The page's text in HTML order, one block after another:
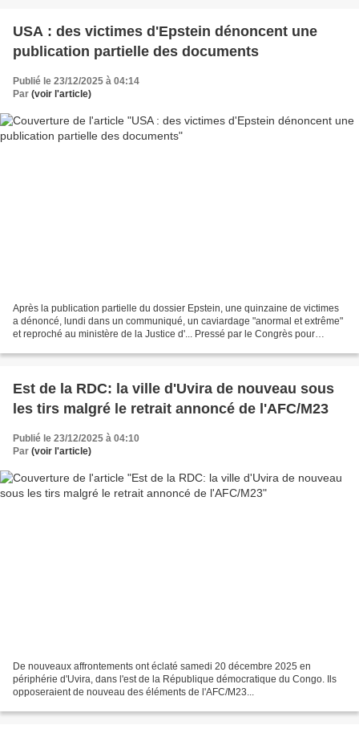
USA : des victimes d'Epstein dénoncent une
publication partielle des documents
Publié le 23/12/2025 à 04:14
Par (voir l'article)
Après la publication partielle du dossier Epstein, une quinzaine de victimes
a dénoncé, lundi dans un communiqué, un caviardage "anormal et extrême"
et reproché au ministère de la Justice d'... Pressé par le Congrès pour
Est de la RDC: la ville d'Uvira de nouveau sous
les tirs malgré le retrait annoncé de l'AFC/M23
Publié le 23/12/2025 à 04:10
Par (voir l'article)
De nouveaux affrontements ont éclaté samedi 20 décembre 2025 en
périphérie d'Uvira, dans l'est de la République démocratique du Congo. Ils
opposeraient de nouveau des éléments de l'AFC/M23...